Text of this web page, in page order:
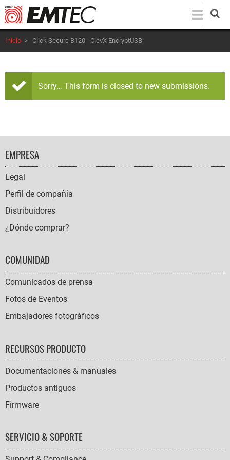
Pasar
al
contenido
principal
Inicio > Click Secure B120 - ClevX EncryptUSB
Mensaje
estado
Sorry… This form is closed to new submissions.
FOOTER
NAVIGATION
EMPRESA
Legal
Perfil de compañía
Distribuidores
¿Dónde comprar?
COMUNIDAD
Comunicados de prensa
Fotos de Eventos
Embajadores fotográficos
RECURSOS PRODUCTO
Documentaciones & manuales
Productos antiguos
Firmware
SERVICIO & SOPORTE